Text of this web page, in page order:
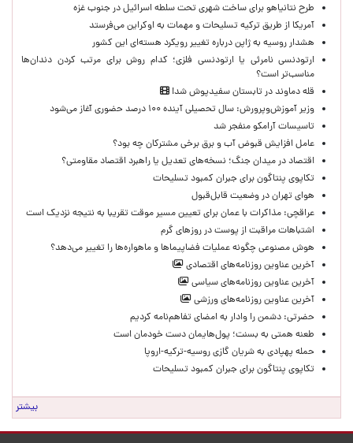
طرح نتانیاهو برای ساخت شهری تحت سلطه اسرائیل در جنوب غزه
آمریکا از طریق ترکیه تسلیحات و مهمات به اوکراین می‌فرستد
هشدار روسیه به ژاپن درباره تغییر رویکرد هسته‌ای این کشور
ارتودنسی نامرئی یا ارتودنسی فلزی؛ کدام روش برای مرتب کردن دندان‌ها
مناسب‌تر است؟
قله دماوند در تابستان سفیدپوش شد!
وزیر آموزش‌وپرورش: سال تحصیلی آینده ۱۰۰ درصد حضوری آغاز می‌شود
تاسیسات آرامکو منفجر شد
عامل افزایش قبوض آب و برق برخی مشترکان چه بود؟
اقتصاد در میدان جنگ؛ نسخه‌های تعدیل یا راهبرد اقتصاد مقاومتی؟
تکاپوی پنتاگون برای جبران کمبود تسلیحات
هوای تهران در وضعیت قابل‌قبول
عراقچی: مذاکرات با عمان برای تعیین مسیر موقت تقریبا به نتیجه نزدیک است
اشتباهات مراقبت از پوست در روزهای گرم
هوش مصنوعی چگونه عملیات فضاپیماها و ماهواره‌ها را تغییر می‌دهد؟
آخرین عناوین روزنامه‌های اقتصادی
آخرین عناوین روزنامه‌های سیاسی
آخرین عناوین روزنامه‌های ورزشی
حضرتی: دشمن را وادار به امضای تفاهم‌نامه کردیم
طعنه همتی به بسنت؛ پول‌هایمان دست خودمان است
حمله پهپادی به شریان گازی روسیه-ترکیه-اروپا
تکاپوی پنتاگون برای جبران کمبود تسلیحات
بیشتر